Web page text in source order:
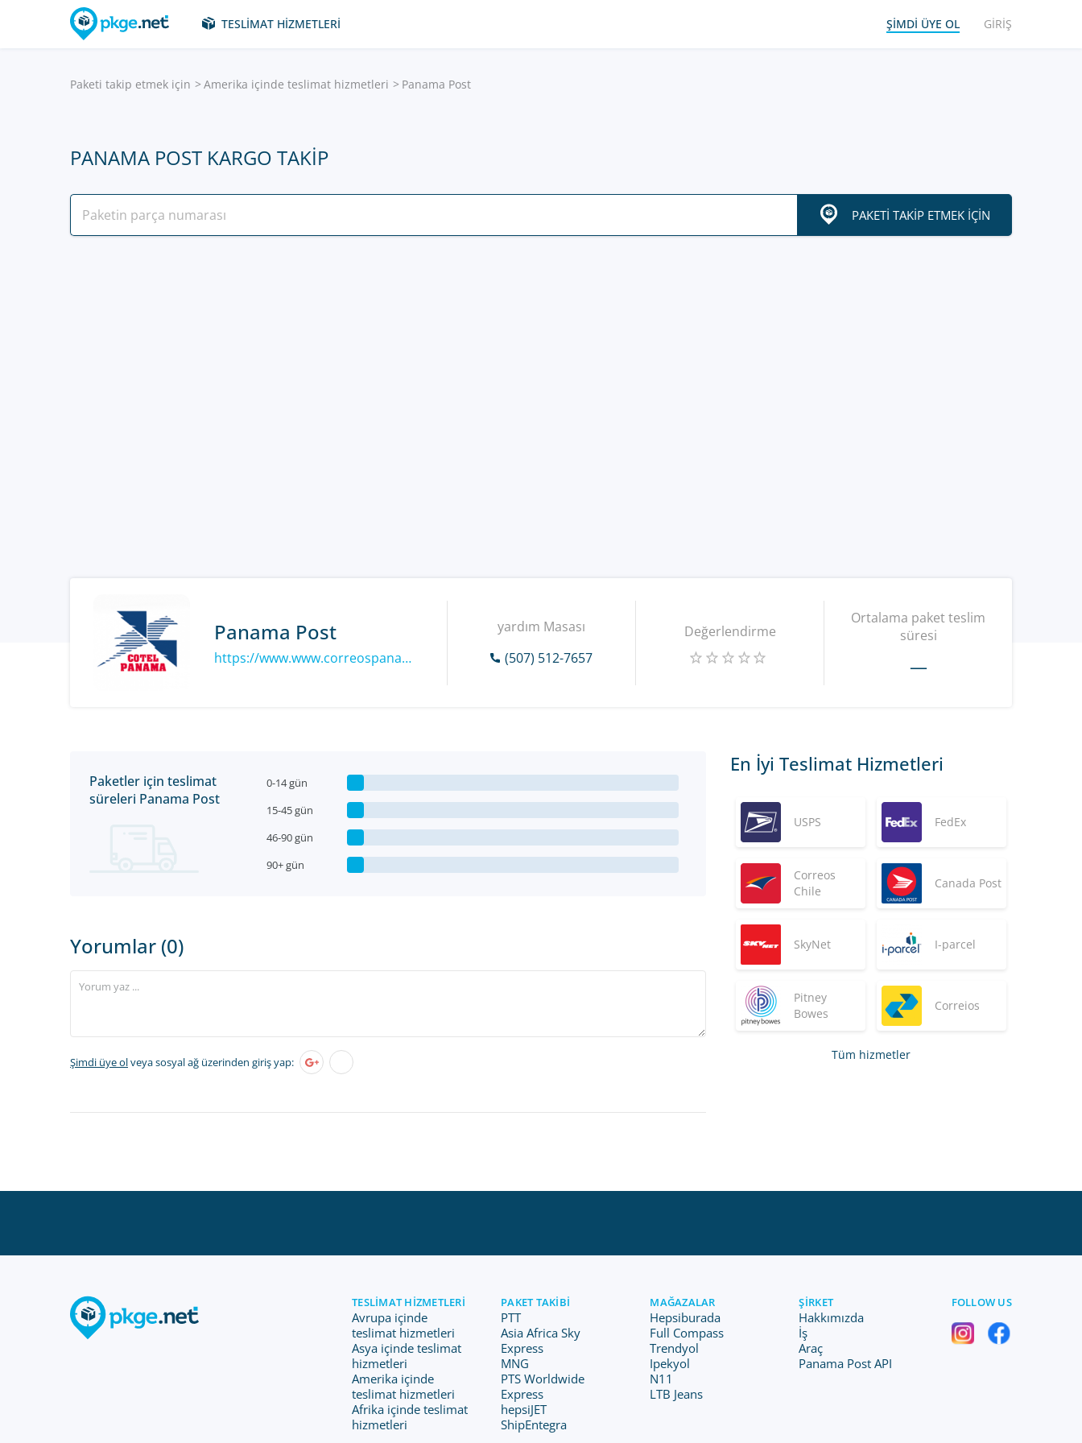
TESLIMAT HIZMETLERI ŞIMDI ÜYE OL GIRIŞ
Paketi takip etmek için Amerika içinde teslimat hizmetleri Panama Post
PANAMA POST KARGO TAKIP
PAKETI TAKIP ETMEK IÇIN
Panama Post
https://www.www.correospanama.gob.pa
yardım Masası
(507) 512-7657
Değerlendirme
Ortalama paket teslim
süresi
—
Paketler için teslimat
süreleri Panama Post
0-14 gün
15-45 gün
46-90 gün
90+ gün
Yorumlar (0)
Şimdi üye olveya sosyal ağ üzerinden giriş yap:
En İyi Teslimat Hizmetleri
USPS FedEx
Correos
Chile
Canada Post
SkyNet I-parcel
Pitney
Bowes
Correios
Tüm hizmetler
TESLIMAT HIZMETLERI
Avrupa içinde
teslimat hizmetleri
Asya içinde teslimat
hizmetleri
Amerika içinde
teslimat hizmetleri
Afrika içinde teslimat
hizmetleri
PAKET TAKIBI
PTT
Asia Africa Sky
Express
MNG
PTS Worldwide
Express
hepsiJET
ShipEntegra
MAĞAZALAR
Hepsiburada
Full Compass
Trendyol
Ipekyol
N11
LTB Jeans
ŞIRKET
Hakkımızda
İş
Araç
Panama Post API
FOLLOW US